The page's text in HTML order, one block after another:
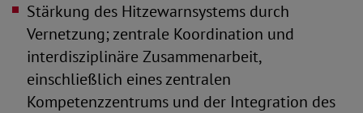
Stärkung des Hitzewarnsystems durch
Vernetzung; zentrale Koordination und
interdisziplinäre Zusammenarbeit,
einschließlich eines zentralen
Kompetenzzentrums und der Integration des